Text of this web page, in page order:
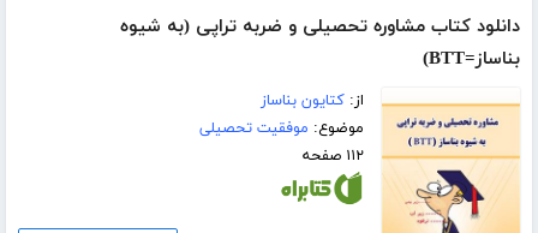
دانلود کتاب مشاوره تحصیلی و ضربه تراپی‌ (به شیوه
بناساز=BTT)
از:کتایون بناساز
موضوع: موفقیت تحصیلی
۱۱۲ صفحه